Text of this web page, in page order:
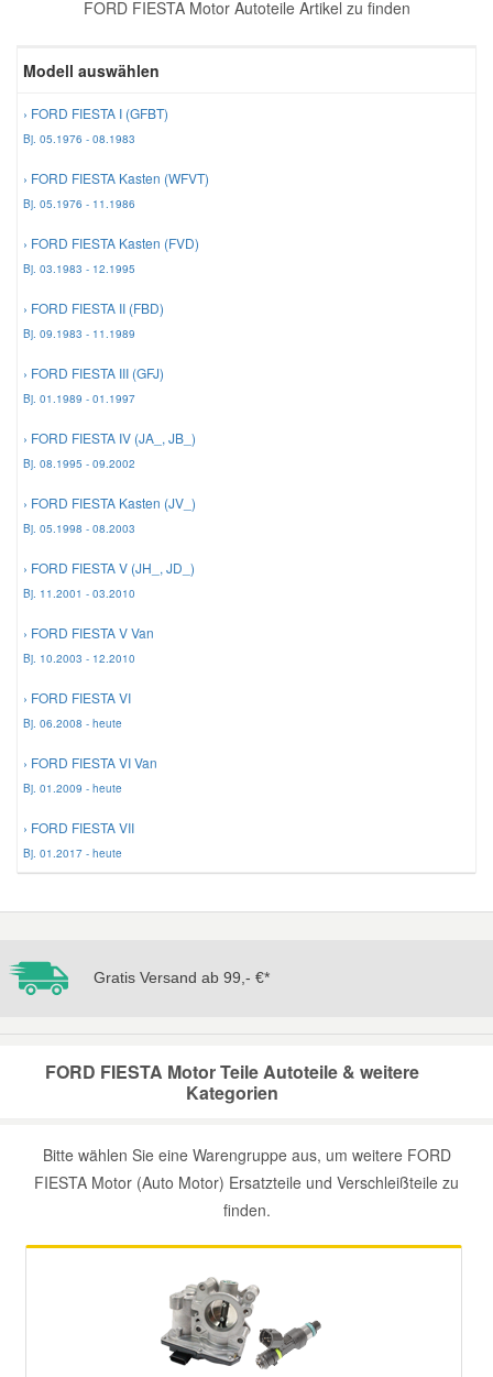
FORD FIESTA Motor Autoteile Artikel zu finden
Modell auswählen
› FORD FIESTA I (GFBT)
Bj. 05.1976 - 08.1983
› FORD FIESTA Kasten (WFVT)
Bj. 05.1976 - 11.1986
› FORD FIESTA Kasten (FVD)
Bj. 03.1983 - 12.1995
› FORD FIESTA II (FBD)
Bj. 09.1983 - 11.1989
› FORD FIESTA III (GFJ)
Bj. 01.1989 - 01.1997
› FORD FIESTA IV (JA_, JB_)
Bj. 08.1995 - 09.2002
› FORD FIESTA Kasten (JV_)
Bj. 05.1998 - 08.2003
› FORD FIESTA V (JH_, JD_)
Bj. 11.2001 - 03.2010
› FORD FIESTA V Van
Bj. 10.2003 - 12.2010
› FORD FIESTA VI
Bj. 06.2008 - heute
› FORD FIESTA VI Van
Bj. 01.2009 - heute
› FORD FIESTA VII
Bj. 01.2017 - heute
Gratis Versand ab 99,- €*
FORD FIESTA Motor Teile Autoteile & weitere
Kategorien
Bitte wählen Sie eine Warengruppe aus, um weitere FORD
FIESTA Motor (Auto Motor) Ersatzteile und Verschleißteile zu
finden.
Zündanlage und Glühanlage
Mercedes Ersatzteile
Mini Ersatzteile
Mitsubishi Ersatzteile
Nissan Ersatzteile
Porsche Ersatzteile
Seat Ersatzteile
Skoda Ersatzteile
Suzuki Ersatzteile
Toyota Ersatzteile
Volvo Ersatzteile